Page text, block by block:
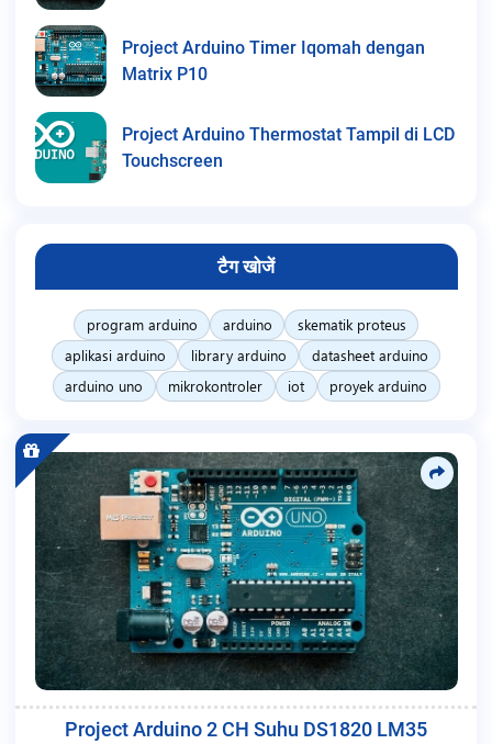
Project Arduino Timer Iqomah dengan
Matrix P10
Project Arduino Thermostat Tampil di LCD
Touchscreen
टैग खोजें
program arduino arduino
skematik proteus
aplikasi arduino
library arduino
datasheet arduino
arduino uno
mikrokontroler iot proyek arduino
Project Arduino 2 CH Suhu DS1820 LM35